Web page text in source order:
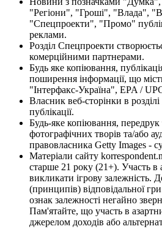
"Регіони", "Гроші", "Влада",
"Спецпроекти", "Промо"
реклами.
Розділ Спецпроекти
комерційними партнерами.
Будь яке копіювання,
поширення інформації, що
"Інтерфакс-Україна", EPA /
Власник веб-сторінки в
публікації.
Будь-яке копіювання, передрук
фотографічних творів та/або
правовласника Getty Images -
Матеріали сайту
старше 21 року (21+). Участь в
викликати ігрову залежність.
(принципів) відповідальної
ознак залежності негайно
Пам'ятайте, що участь в
джерелом доходів або